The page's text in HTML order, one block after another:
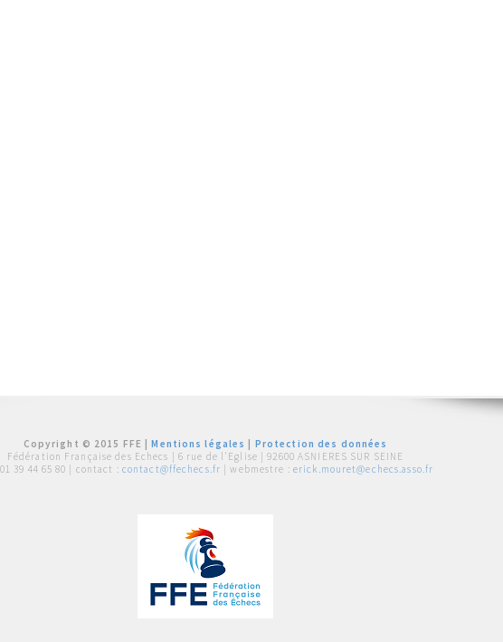
Copyright © 2015 FFE |Mentions légales
Protection des données
Fédération Française des Echecs | 6 rue de l'Eglise | 92600 ASNIERES SUR SEINE
01 39 44 65 80 | contact : contact@ffechecs.fr | webmestre : erick.mouret@echecs.asso.fr